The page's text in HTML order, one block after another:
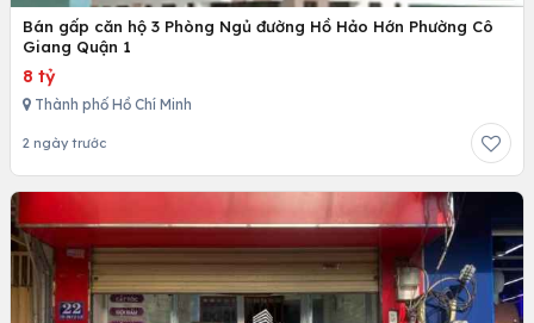
Bán gấp căn hộ 3 Phòng Ngủ đường Hồ Hảo Hớn Phường Cô
Giang Quận 1
8 tỷ
Thành phố Hồ Chí Minh
2 ngày trước